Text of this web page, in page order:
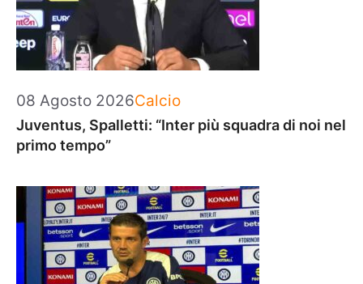
08 Agosto 2026Categorie
Calcio
Juventus, Spalletti: “Inter più squadra di noi nel
primo tempo”